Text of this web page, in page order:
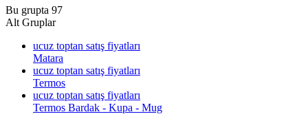
Bu grupta 97
Alt Gruplar
ucuz toptan satış fiyatları
Matara
ucuz toptan satış fiyatları
Termos
ucuz toptan satış fiyatları
Termos Bardak - Kupa - Mug